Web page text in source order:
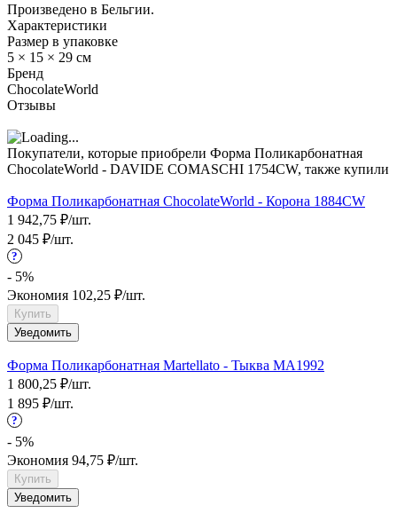
Произведено в Бельгии.
Характеристики
Размер в упаковке
5 × 15 × 29 см
Бренд
ChocolateWorld
Отзывы
Покупатели, которые приобрели Форма Поликарбонатная
ChocolateWorld - DAVIDE COMASCHI 1754CW, также купили
Форма Поликарбонатная ChocolateWorld - Корона 1884CW
1 942,75 ₽/шт.
2 045 ₽/шт.
?
- 5%
Экономия 102,25 ₽/шт.
Купить
Уведомить
Форма Поликарбонатная Martellato - Тыква MA1992
1 800,25 ₽/шт.
1 895 ₽/шт.
?
- 5%
Экономия 94,75 ₽/шт.
Купить
Уведомить